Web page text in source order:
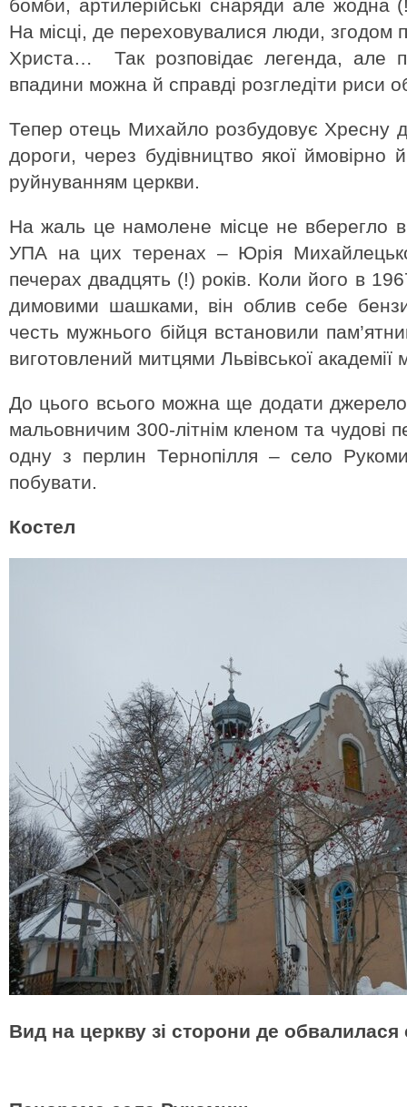
бомби, артилерійські снаряди але
На місці, де переховувалися люди, згодом
Христа… Так розповідає легенда, але
впадини можна й справді розгледіти риси
Тепер отець Михайло розбудовує Хресну
дороги, через будівництво якої ймовірно
руйнуванням церкви.
На жаль це намолене місце не вберегло
УПА на цих теренах – Юрія
печерах двадцять (!) років. Коли його в
димовими шашками, він облив себе
честь мужнього бійця встановили
виготовлений митцями Львівської академії
До цього всього можна ще додати
мальовничим 300-літнім кленом та чудові
одну з перлин Тернопілля – село
побувати.
Костел
Вид на церкву зі сторони де обвалилася